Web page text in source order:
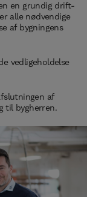
en grundig drift-
alle nødvendige
af bygningens
vedligeholdelse
af
til bygherren.